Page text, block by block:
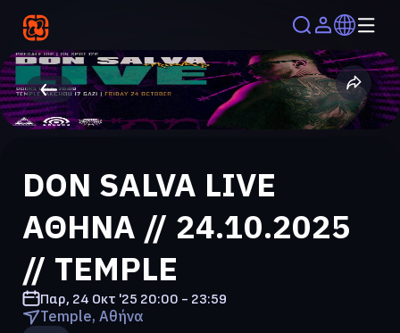
DON SALVA LIVE
ΑΘΗΝΑ // 24.10.2025
// TEMPLE
Παρ, 24 Οκτ '25 20:00 - 23:59
Temple, Αθήνα